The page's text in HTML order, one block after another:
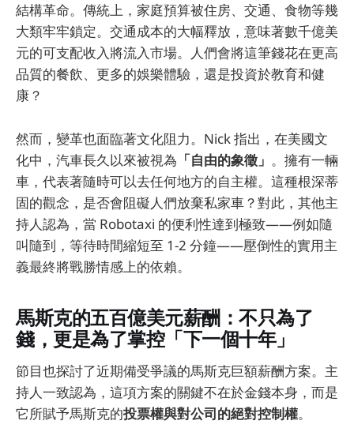
結構革命。傳統上，家庭預算被住房、交通、食物等幾
大類牢牢鎖定。交通成本的大幅釋放，意味著數千億美
元的可支配收入將流入市場。人們會將這筆錢花在更高
品質的餐飲、更多的娛樂體驗，還是投資於教育和健
康？
然而，變革也面臨著文化阻力。Nick 指出，在美國文
化中，汽車長久以來被視為 「自由的象徵」 。擁有一輛
車，代表著隨時可以去任何地方的自主權。這種根深蒂
固的觀念，是否會阻礙人們放棄私家車？對此，其他主
持人認為，當 Robotaxi 的便利性達到極致——例如隨
叫隨到，等待時間縮短至 1-2 分鐘——壓倒性的實用主
義最終將戰勝情感上的依賴。
馬斯克的五百億美元薪酬：不只為了
錢，更是為了掌控「下一個十年」
節目也探討了近期備受爭議的馬斯克巨額薪酬方案。主
持人一致認為，這項方案的關鍵不在於金錢本身，而是
它所賦予馬斯克的投票權與對公司的絕對控制權。